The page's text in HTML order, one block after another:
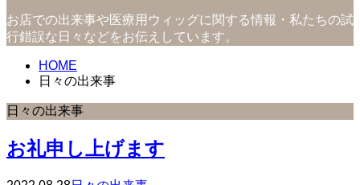
お店での出来事や医療用ウィッグに関する情報・私たちの試
行錯誤な日々などをお伝えしています。
HOME
日々の出来事
日々の出来事
お礼申し上げます